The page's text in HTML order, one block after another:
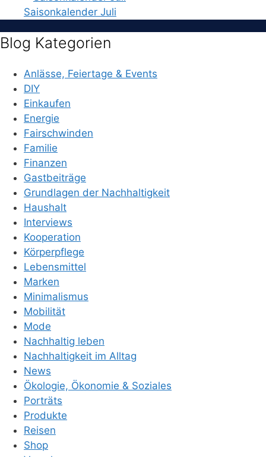
Saisonkalender Juli
Blog Kategorien
Anlässe, Feiertage & Events
DIY
Einkaufen
Energie
Fairschwinden
Familie
Finanzen
Gastbeiträge
Grundlagen der Nachhaltigkeit
Haushalt
Interviews
Kooperation
Körperpflege
Lebensmittel
Marken
Minimalismus
Mobilität
Mode
Nachhaltig leben
Nachhaltigkeit im Alltag
News
Ökologie, Ökonomie & Soziales
Porträts
Produkte
Reisen
Shop